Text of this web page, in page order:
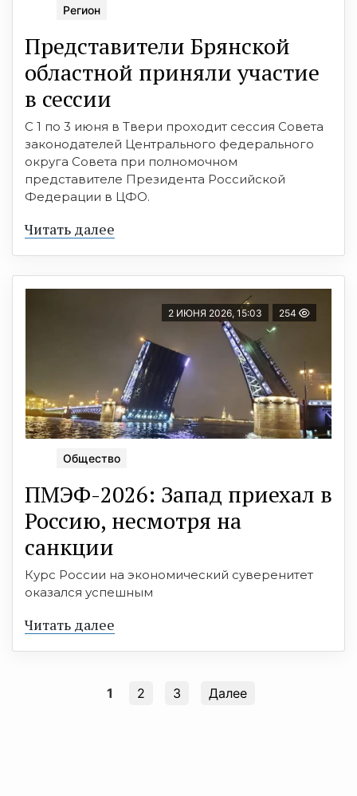
Регион
Представители Брянской
областной приняли участие
в сессии
С 1 по 3 июня в Твери проходит сессия Совета
законодателей Центрального федерального
округа Совета при полномочном
представителе Президента Российской
Федерации в ЦФО.
Читать далее
2 ИЮНЯ 2026, 15:03 254
Общество
ПМЭФ-2026: Запад приехал в
Россию, несмотря на
санкции
Курс России на экономический суверенитет
оказался успешным
Читать далее
1 2 3 Далее